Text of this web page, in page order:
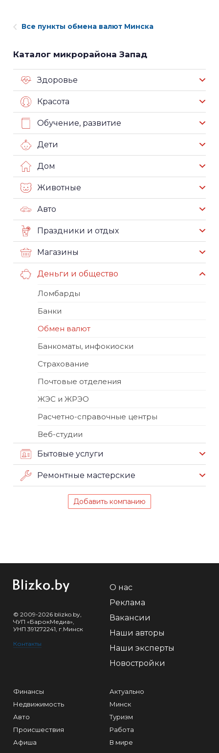
Все пункты обмена валют Минска
Каталог микрорайона Запад
Здоровье
Красота
Обучение, развитие
Дети
Дом
Животные
Авто
Праздники и отдых
Магазины
Деньги и общество
Ломбарды
Банки
Обмен валют
Банкоматы, инфокиоски
Страхование
Почтовые отделения
ЖЭС и ЖРЭО
Расчетно-справочные центры
Веб-студии
Бытовые услуги
Ремонтные мастерские
Добавить компанию
© 2009-2026 blizko.by,
ЧУП «БарокМедиа»,
УНП 391272241, г.Минск
Контакты
О нас
Реклама
Вакансии
Наши авторы
Наши эксперты
Новостройки
Финансы
Недвижимость
Авто
Происшествия
Афиша
Актуально
Минск
Туризм
Работа
В мире